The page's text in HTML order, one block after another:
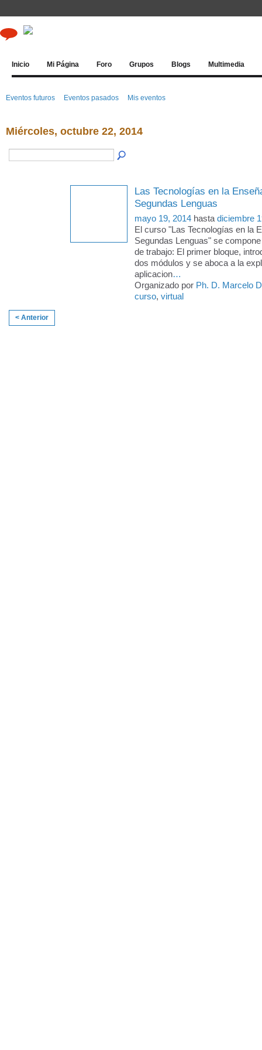
Inicio Mi Página Foro Grupos Blogs Multimedia
Eventos futuros Eventos pasados Mis eventos
Miércoles, octubre 22, 2014
Las Tecnologías en la
Segundas Lenguas
mayo 19, 2014 hasta diciembre
El curso "Las Tecnologías en la
Segundas Lenguas" se
de trabajo: El primer bloque,
dos módulos y se aboca a la
aplicacion…
Organizado por Ph. D. Marcelo
curso, virtual
< Anterior